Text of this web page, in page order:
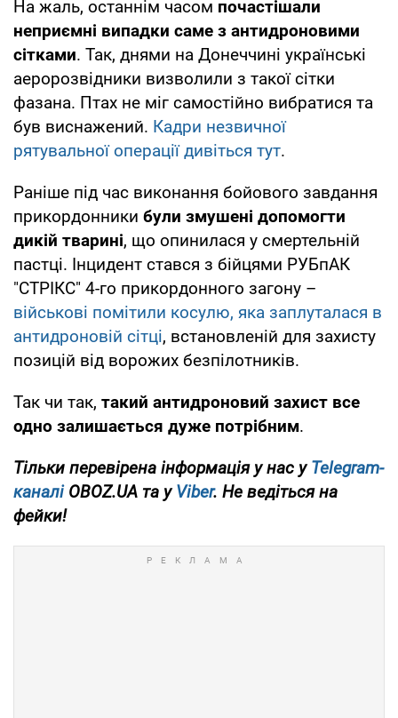
На жаль, останнім часом почастішали
неприємні випадки саме з антидроновими
сітками. Так, днями на Донеччині українські
аеророзвідники визволили з такої сітки
фазана. Птах не міг самостійно вибратися та
був виснажений. Кадри незвичної
рятувальної операції дивіться тут.
Раніше під час виконання бойового завдання
прикордонники були змушені допомогти
дикій тварині, що опинилася у смертельній
пастці. Інцидент стався з бійцями РУБпАК
"СТРІКС" 4-го прикордонного загону –
військові помітили косулю, яка заплуталася в
антидроновій сітці, встановленій для захисту
позицій від ворожих безпілотників.
Так чи так, такий антидроновий захист все
одно залишається дуже потрібним.
Тільки перевірена інформація у нас уTelegram-
каналіOBOZ.UA та уViber. Не ведіться на
фейки!